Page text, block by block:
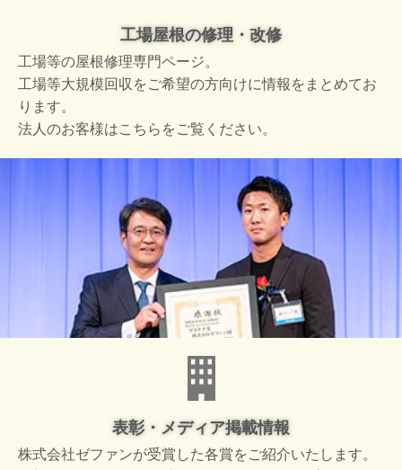
工場屋根の修理・改修
工場等の屋根修理専門ページ。
工場等大規模回収をご希望の方向けに情報をまとめてお
ります。
法人のお客様はこちらをご覧ください。
表彰・メディア掲載情報
株式会社ゼファンが受賞した各賞をご紹介いたします。